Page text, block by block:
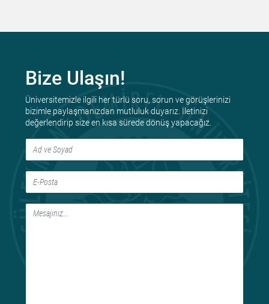
Bize Ulaşın!
Üniversitemizle ilgili her türlü soru, sorun ve görüşlerinizi
bizimle paylaşmanızdan mutluluk duyarız. İletinizi
değerlendirip size en kısa sürede dönüş yapacağız.